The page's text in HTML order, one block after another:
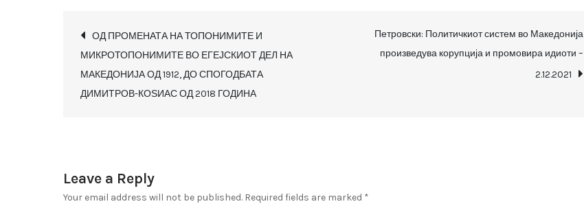
Post
navigation
ОД ПРОМЕНАТА НА ТОПОНИМИТЕ И
МИКРОТОПОНИМИТЕ ВО ЕГЕЈСКИОТ ДЕЛ НА
МАКЕДОНИЈА ОД 1912, ДО СПОГОДБАТА
ДИМИТРОВ-КОЅИАС ОД 2018 ГОДИНА
Петровски: Политичкиот систем во Македонија
произведува корупција и промовира идиоти –
2.12.2021
Leave a Reply
Your email address will not be published. Required fields are marked *